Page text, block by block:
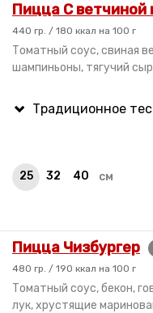
Пицца С ветчиной
440 гр. / 180 ккал на 100 г
Томатный соус, свиная
шампиньоны, тягучий
25 32 40 см
Пицца Чизбургер
480 гр. / 190 ккал на 100 г
Томатный соус, бекон,
лук, хрустящие